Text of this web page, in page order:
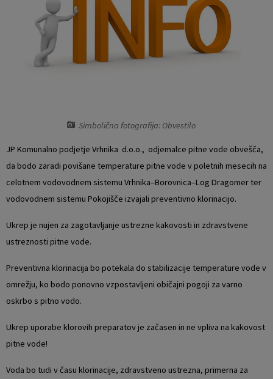
Simbolična fotografija: Obvestilo
JP Komunalno podjetje Vrhnika d.o.o., odjemalce pitne vode obvešča,
da bodo zaradi povišane temperature pitne vode v poletnih mesecih na
celotnem vodovodnem sistemu Vrhnika–Borovnica–Log Dragomer ter
vodovodnem sistemu Pokojišče izvajali preventivno klorinacijo.
Ukrep je nujen za zagotavljanje ustrezne kakovosti in zdravstvene
ustreznosti pitne vode.
Preventivna klorinacija bo potekala do stabilizacije temperature vode v
omrežju, ko bodo ponovno vzpostavljeni običajni pogoji za varno
oskrbo s pitno vodo.
Ukrep uporabe klorovih preparatov je začasen in ne vpliva na kakovost
pitne vode!
Voda bo tudi v času klorinacije, zdravstveno ustrezna, primerna za
Vaški odbori
Naselja v občini
Strateški dokumenti
Katalog informacij javnega značaja
Notranja prijava po Zakonu o zaščiti prijaviteljev
Prostorski akti občine
Predpisi in odloki